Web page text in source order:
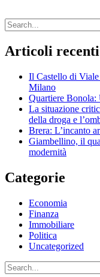
Articoli recenti
Il Castello di Viale
Milano
Quartiere Bonola:
La situazione
della droga e
Brera: L’incanto
Giambellino, il
modernità
Categorie
Economia
Finanza
Immobiliare
Politica
Uncategorized